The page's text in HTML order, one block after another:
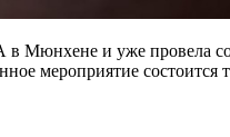
в Мюнхене и уже
мероприятие